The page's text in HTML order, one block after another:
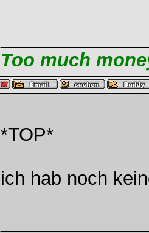
Too much
*TOP*
ich hab noch